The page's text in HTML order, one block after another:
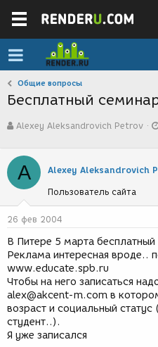
Общие вопросы
Бесплатный
в
о
р
т
е
м
ы
Alexey Aleksandrovich Petrov
A Alexey Aleksandrovich
Пользователь сайта
26 фев 2004
В Питере 5 марта
Реклама интересная вроде..
www.educate.spb.ru
Чтобы на него записаться
alex@akcent-m.com в
возраст и социальный
студент..).
Я уже записался